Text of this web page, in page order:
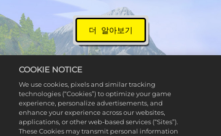
더 알아보기
COOKIE NOTICE
We use cookies, pixels and similar tracking
technologies (“Cookies”) to optimize your game
experience, personalize advertisements, and
enhance your experience across our websites,
applications, or other web-based services (“Sites”).
These Cookies may transmit personal information